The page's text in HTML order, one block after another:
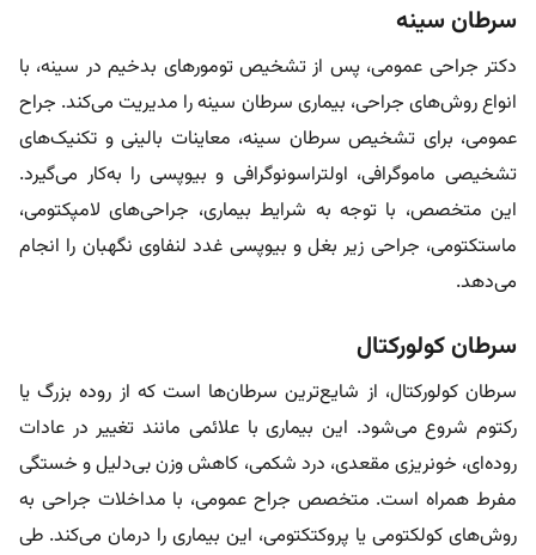
سرطان سینه
دکتر جراحی عمومی، پس از تشخیص تومورهای بدخیم در سینه، با
انواع روش‌های جراحی، بیماری سرطان سینه را مدیریت می‌کند. جراح
عمومی، برای تشخیص سرطان سینه، معاینات بالینی و تکنیک‌های
تشخیصی ماموگرافی، اولتراسونوگرافی و بیوپسی را به‌کار می‌گیرد.
این متخصص، با توجه به شرایط بیماری، جراحی‌های لامپکتومی،
ماستکتومی، جراحی زیر بغل و بیوپسی غدد لنفاوی نگهبان را انجام
می‌دهد.
سرطان کولورکتال
سرطان کولورکتال، از شایع‌ترین سرطان‌ها است که از روده بزرگ یا
رکتوم شروع می‌شود. این بیماری با علائمی مانند تغییر در عادات
روده‌ای، خونریزی مقعدی، درد شکمی، کاهش وزن بی‌دلیل و خستگی
مفرط همراه است. متخصص جراح عمومی، با مداخلات جراحی به
روش‌های کولکتومی یا پروکتکتومی، این بیماری را درمان می‌کند. طی